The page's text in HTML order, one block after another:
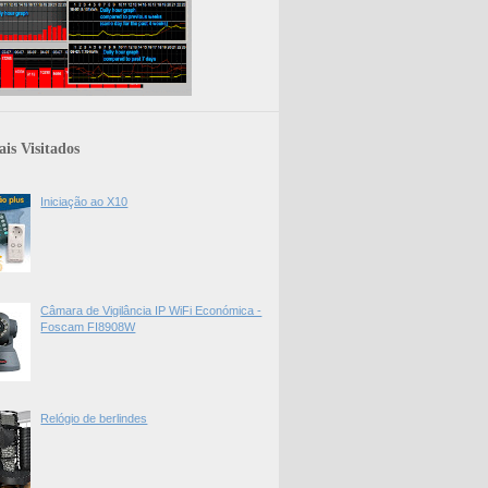
Visitados
Iniciação ao X10
Câmara de Vigilância IP WiFi Económica -
Foscam FI8908W
Relógio de berlindes